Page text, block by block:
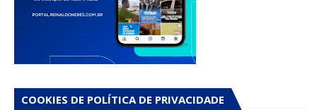
COOKIES DE POLÍTICA DE PRIVACIDADE